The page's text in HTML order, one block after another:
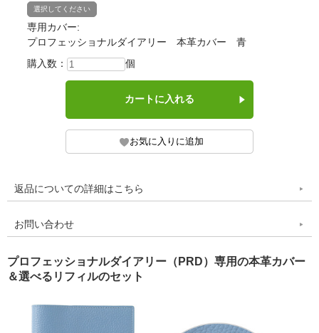
選択してください
専用カバー:
プロフェッショナルダイアリー 本革カバー 青
購入数：
個
返品についての詳細はこちら
お問い合わせ
プロフェッショナルダイアリー（PRD）専用の本革カバー
＆選べるリフィルのセット